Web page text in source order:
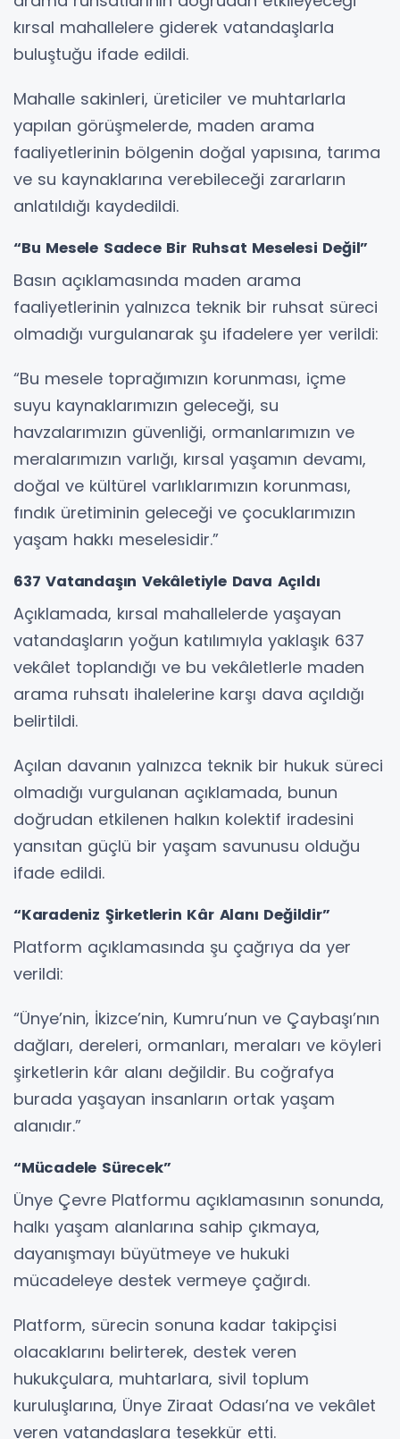
kırsal mahallelere giderek vatandaşlarla
buluştuğu ifade edildi.
Mahalle sakinleri, üreticiler ve muhtarlarla
yapılan görüşmelerde, maden arama
faaliyetlerinin bölgenin doğal yapısına, tarıma
ve su kaynaklarına verebileceği zararların
anlatıldığı kaydedildi.
“Bu Mesele Sadece Bir Ruhsat Meselesi Değil”
Basın açıklamasında maden arama
faaliyetlerinin yalnızca teknik bir ruhsat süreci
olmadığı vurgulanarak şu ifadelere yer verildi:
“Bu mesele toprağımızın korunması, içme
suyu kaynaklarımızın geleceği, su
havzalarımızın güvenliği, ormanlarımızın ve
meralarımızın varlığı, kırsal yaşamın devamı,
doğal ve kültürel varlıklarımızın korunması,
fındık üretiminin geleceği ve çocuklarımızın
yaşam hakkı meselesidir.”
637 Vatandaşın Vekâletiyle Dava Açıldı
Açıklamada, kırsal mahallelerde yaşayan
vatandaşların yoğun katılımıyla yaklaşık 637
vekâlet toplandığı ve bu vekâletlerle maden
arama ruhsatı ihalelerine karşı dava açıldığı
belirtildi.
Açılan davanın yalnızca teknik bir hukuk süreci
olmadığı vurgulanan açıklamada, bunun
doğrudan etkilenen halkın kolektif iradesini
yansıtan güçlü bir yaşam savunusu olduğu
ifade edildi.
“Karadeniz Şirketlerin Kâr Alanı Değildir”
Platform açıklamasında şu çağrıya da yer
verildi:
“Ünye’nin, İkizce’nin, Kumru’nun ve Çaybaşı’nın
dağları, dereleri, ormanları, meraları ve köyleri
şirketlerin kâr alanı değildir. Bu coğrafya
burada yaşayan insanların ortak yaşam
alanıdır.”
“Mücadele Sürecek”
Ünye Çevre Platformu açıklamasının sonunda,
halkı yaşam alanlarına sahip çıkmaya,
dayanışmayı büyütmeye ve hukuki
mücadeleye destek vermeye çağırdı.
Platform, sürecin sonuna kadar takipçisi
olacaklarını belirterek, destek veren
hukukçulara, muhtarlara, sivil toplum
kuruluşlarına, Ünye Ziraat Odası’na ve vekâlet
veren vatandaşlara teşekkür etti.